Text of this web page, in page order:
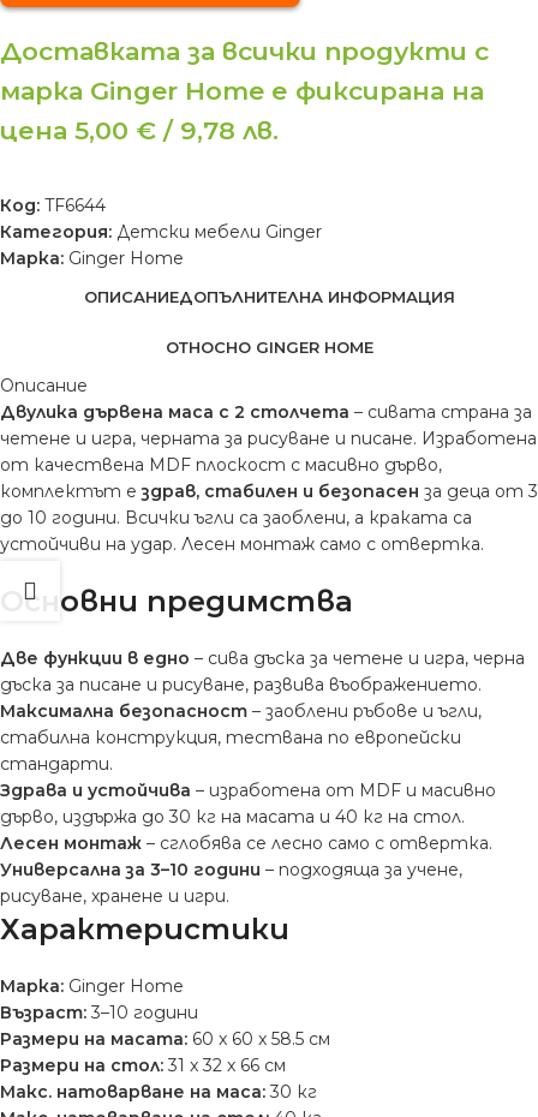
Доставката за всички продукти с
марка Ginger Home е фиксирана на
цена 5,00 € / 9,78 лв.
Код: TF6644
Категория: Детски мебели Ginger
Марка: Ginger Home
ОПИСАНИЕДОПЪЛНИТЕЛНА ИНФОРМАЦИЯ
ОТНОСНО GINGER HOME
Описание
Двулика дървена маса с 2 столчета – сивата страна за
четене и игра, черната за рисуване и писане. Изработена
от качествена MDF плоскост с масивно дърво,
комплектът ездрав, стабилен и безопасен за деца от 3
до 10 години. Всички ъгли са заоблени, а краката са
устойчиви на удар. Лесен монтаж само с отвертка.
Основни предимства
Две функции в едно – сива дъска за четене и игра, черна
дъска за писане и рисуване, развива въображението.
Максимална безопасност – заоблени ръбове и ъгли,
стабилна конструкция, тествана по европейски
стандарти.
Здрава и устойчива – изработена от MDF и масивно
дърво, издържа до 30 кг на масата и 40 кг на стол.
Лесен монтаж – сглобява се лесно само с отвертка.
Универсална за 3–10 години – подходяща за учене,
рисуване, хранене и игри.
Характеристики
Марка: Ginger Home
Възраст: 3–10 години
Размери на масата: 60 x 60 x 58.5 см
Размери на стол: 31 x 32 x 66 см
Макс. натоварване на маса: 30 кг